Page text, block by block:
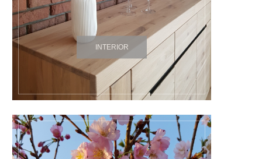
INTERIOR